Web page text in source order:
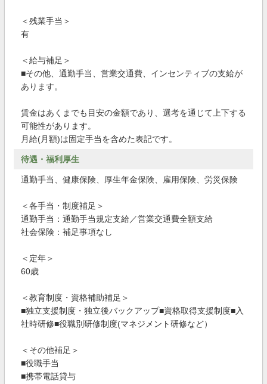
＜残業手当＞
有
＜給与補足＞
■その他、通勤手当、営業交通費、インセンティブの支給が
あります。
賃金はあくまでも目安の金額であり、選考を通じて上下する
可能性があります。
月給(月額)は固定手当を含めた表記です。
待遇・福利厚生
通勤手当、健康保険、厚生年金保険、雇用保険、労災保険
＜各手当・制度補足＞
通勤手当：通勤手当規定支給／営業交通費全額支給
社会保険：補足事項なし
＜定年＞
60歳
＜教育制度・資格補助補足＞
■独立支援制度・独立後バックアップ■資格取得支援制度■入
社時研修■役職別研修制度(マネジメント研修など）
＜その他補足＞
■役職手当
■携帯電話貸与